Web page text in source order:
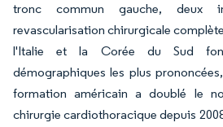
tronc commun gauche, deux
revascularisation chirurgicale
l'Italie et la Corée du Sud
démographiques les plus
formation américain a doublé le
chirurgie cardiothoracique depuis